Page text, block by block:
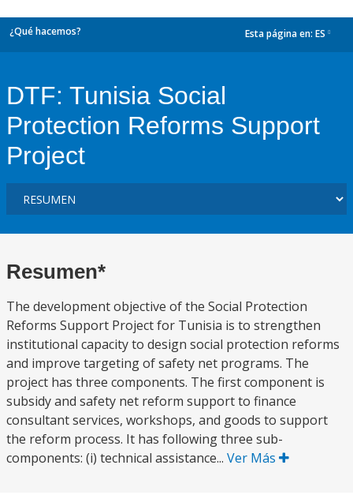
¿Qué hacemos? Esta página en: ES
DTF: Tunisia Social
Protection Reforms Support
Project
Resumen*
The development objective of the Social Protection
Reforms Support Project for Tunisia is to strengthen
institutional capacity to design social protection reforms
and improve targeting of safety net programs. The
project has three components. The first component is
subsidy and safety net reform support to finance
consultant services, workshops, and goods to support
the reform process. It has following three sub-
components: (i) technical assistance... Ver Más